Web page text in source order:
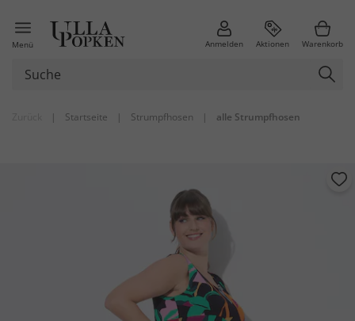
Menü Anmelden Aktionen Warenkorb
| Startseite | Strumpfhosen | alle Strumpfhosen